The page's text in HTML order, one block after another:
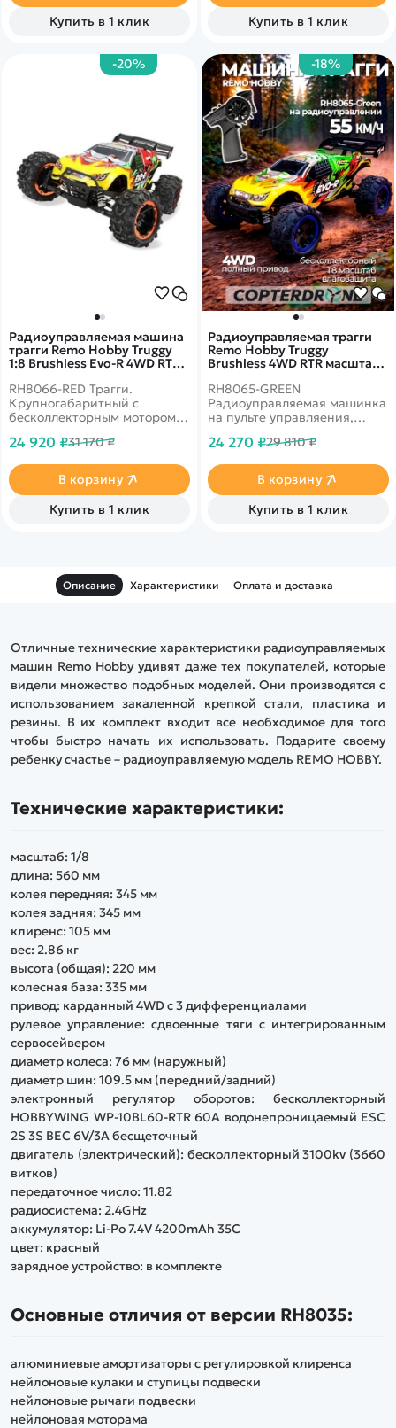
Купить в 1 клик
Купить в 1 клик
-20%
Радиоуправляемая машина
трагги Remo Hobby Truggy
1:8 Brushless Evo-R 4WD RTR
RH8066-RED Трагги.
Крупногабаритный с
бесколлекторным мотором.
масштаб 1:8
24 920 ₽31 170 ₽
В корзину
Купить в 1 клик
-18%
Радиоуправляемая трагги
Remo Hobby Truggy
Brushless 4WD RTR масштаб
RH8065-GREEN
Радиоуправляемая машинка
на пульте управляения,
поездок по бездорожью.
дождя, снега и грязи.
24 270 ₽29 810 ₽
В корзину
Купить в 1 клик
Описание Характеристики Оплата и доставка
Отличные технические характеристики радиоуправляемых
машин Remo Hobby удивят даже тех покупателей, которые
видели множество подобных моделей. Они производятся с
использованием закаленной крепкой стали, пластика и
резины. В их комплект входит все необходимое для того
чтобы быстро начать их использовать. Подарите своему
ребенку счастье – радиоуправляемую модель REMO HOBBY.
Технические характеристики:
масштаб: 1/8
длина: 560 мм
колея передняя: 345 мм
колея задняя: 345 мм
клиренс: 105 мм
вес: 2.86 кг
высота (общая): 220 мм
колесная база: 335 мм
привод: карданный 4WD с 3 дифференциалами
рулевое управление: сдвоенные тяги с интегрированным
сервосейвером
диаметр колеса: 76 мм (наружный)
диаметр шин: 109.5 мм (передний/задний)
электронный регулятор оборотов: бесколлекторный
HOBBYWING WP-10BL60-RTR 60A водонепроницаемый ESC
2S 3S BEC 6V/3A бесщеточный
двигатель (электрический): бесколлекторный 3100kv (3660
витков)
передаточное число: 11.82
радиосистема: 2.4GHz
аккумулятор: Li-Po 7.4V 4200mAh 35C
цвет: красный
зарядное устройство: в комплекте
Основные отличия от версии RH8035:
алюминиевые амортизаторы с регулировкой клиренса
нейлоновые кулаки и ступицы подвески
нейлоновые рычаги подвески
нейлоновая моторама